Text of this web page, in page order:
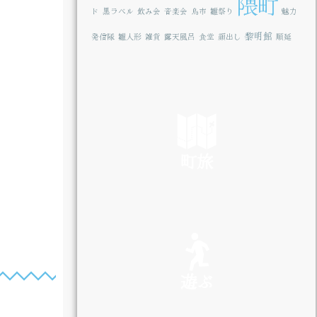
ド 黒ラベル 飲み会 音楽会 鳥市 雛祭り 魅力
発信隊 雛人形 雑貨 露天風呂 食堂 顔出し 黎明館 順延